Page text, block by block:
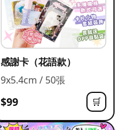
感謝卡（花語款）
9x5.4cm / 50張
$99 🛒